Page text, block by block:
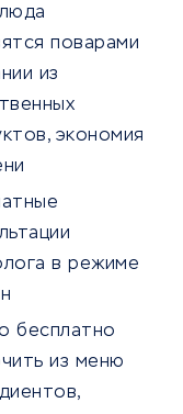
поварами
из
экономия
в режиме
бесплатно
из меню